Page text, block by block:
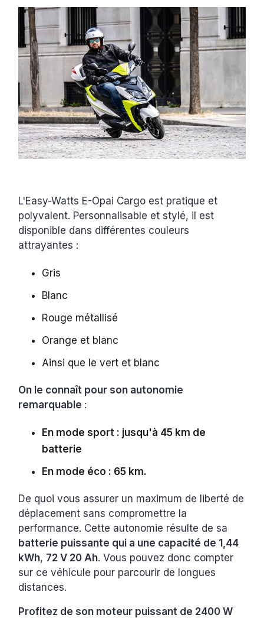
L'Easy-Watts E-Opai Cargo est pratique et
polyvalent. Personnalisable et stylé, il est
disponible dans différentes couleurs
attrayantes :
Gris
Blanc
Rouge métallisé
Orange et blanc
Ainsi que le vert et blanc
On le connaît pour son autonomie
remarquable :
En mode sport : jusqu'à 45 km de
batterie
En mode éco : 65 km.
De quoi vous assurer un maximum de liberté de
déplacement sans compromettre la
performance. Cette autonomie résulte de sa
batterie puissante qui a une capacité de 1,44
kWh, 72 V 20 Ah. Vous pouvez donc compter
sur ce véhicule pour parcourir de longues
distances.
Profitez de son moteur puissant de 2400 W